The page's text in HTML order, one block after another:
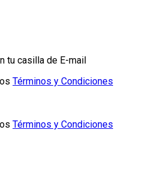
tu casilla de E-mail
Términos y Condiciones
Términos y Condiciones